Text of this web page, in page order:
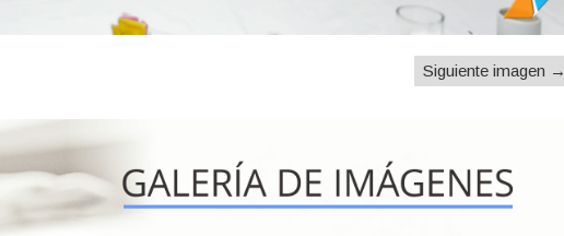
Siguiente imagen →